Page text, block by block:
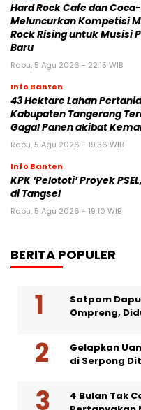
Hard Rock Cafe dan
Meluncurkan Kompetisi
Rock Rising untuk Musisi
Baru
Rabu, 5 Agu 2026 - 22:15 WIB
Info Banten
43 Hektare Lahan
Kabupaten Tangerang
Gagal Panen akibat
Rabu, 5 Agu 2026 - 19:36 WIB
Info Banten
KPK ‘Pelototi’ Proyek
di Tangsel
Rabu, 5 Agu 2026 - 19:10 WIB
BERITA POPULER
Satpam
Ompreng,
Gelapkan
di Serpong
4 Bulan Tak